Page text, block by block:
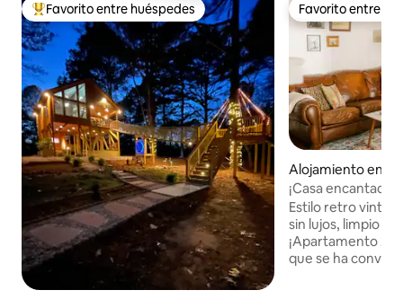
Favorito entre huéspedes preferido
Favorito entre huéspedes Favorito entre
Favorito entre
Alojamiento en
¡Casa
ecléctica en el
Estilo retro
sin lujos, limpio y
¡Apartamento
que se ha